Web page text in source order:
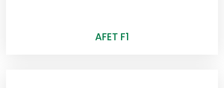
AFET F1